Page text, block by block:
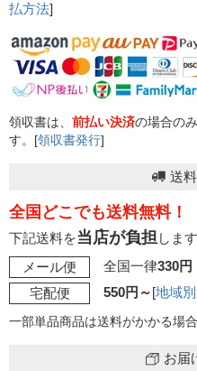
払方法]
領収書は、 前払い決済の場合の
す。[領収書発行]
送
全国どこでも送料無料！
下記送料を当店が負担 します
メール便
全国一律330円
宅配便
550円～[地域
一部単品商品は送料がかかる場合
お届